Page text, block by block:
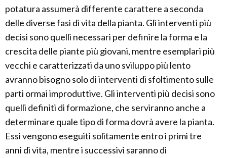
potatura assumerà differente carattere a seconda
delle diverse fasi di vita della pianta. Gli interventi più
decisi sono quelli necessari per definire la forma e la
crescita delle piante più giovani, mentre esemplari più
vecchi e caratterizzati da uno sviluppo più lento
avranno bisogno solo di interventi di sfoltimento sulle
parti ormai improduttive. Gli interventi più decisi sono
quelli definiti di formazione, che serviranno anche a
determinare quale tipo di forma dovrà avere la pianta.
Essi vengono eseguiti solitamente entro i primi tre
anni di vita, mentre i successivi saranno di